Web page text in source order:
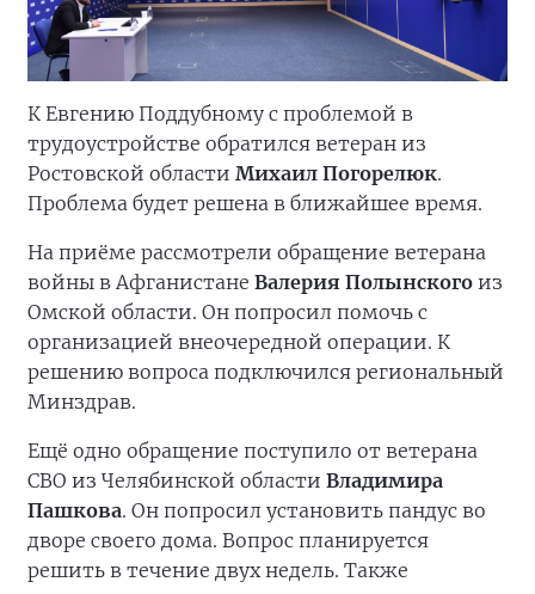
К Евгению Поддубному с проблемой в
трудоустройстве обратился ветеран из
Ростовской области Михаил Погорелюк.
Проблема будет решена в ближайшее время.
На приёме рассмотрели обращение ветерана
войны в Афганистане Валерия Полынского из
Омской области. Он попросил помочь с
организацией внеочередной операции. К
решению вопроса подключился региональный
Минздрав.
Ещё одно обращение поступило от ветерана
СВО из Челябинской области Владимира
Пашкова. Он попросил установить пандус во
дворе своего дома. Вопрос планируется
решить в течение двух недель. Также